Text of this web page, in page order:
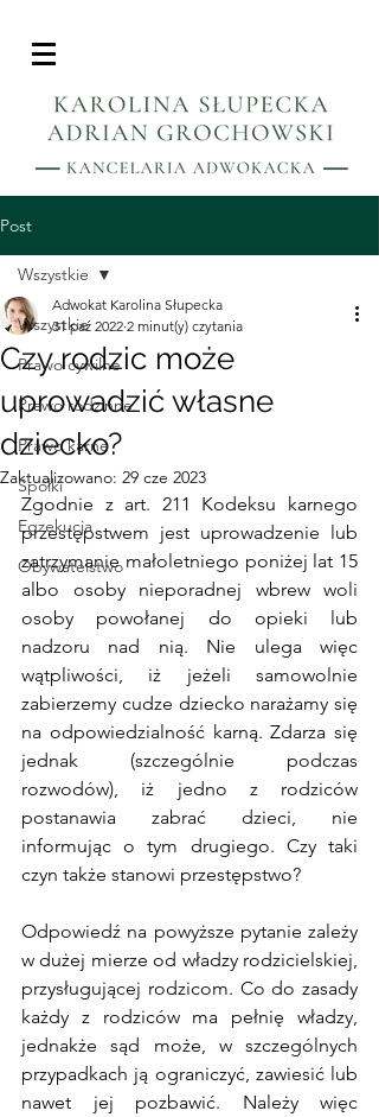
Post
Wszystkie
Prawo cywilne
Prawo rodzinne
Prawo karne
Spółki
Egzekucja
Obywatelstwo
Wszystkie
Czy rodzic może
uprowadzić własne
dziecko?
Adwokat Karolina Słupecka
31 paź 2022 2 minut(y) czytania
Zaktualizowano: 29 cze 2023
Zgodnie z art. 211 Kodeksu karnego
przestępstwem jest uprowadzenie lub
zatrzymanie małoletniego poniżej lat 15
albo osoby nieporadnej wbrew woli
osoby powołanej do opieki lub
nadzoru nad nią. Nie ulega więc
wątpliwości, iż jeżeli samowolnie
zabierzemy cudze dziecko narażamy się
na odpowiedzialność karną. Zdarza się
jednak (szczególnie podczas
rozwodów), iż jedno z rodziców
postanawia zabrać dzieci, nie
informując o tym drugiego. Czy taki
czyn także stanowi przestępstwo?
Odpowiedź na powyższe pytanie zależy
w dużej mierze od władzy rodzicielskiej,
przysługującej rodzicom. Co do zasady
każdy z rodziców ma pełnię władzy,
jednakże sąd może, w szczególnych
przypadkach ją ograniczyć, zawiesić lub
nawet jej pozbawić. Należy więc